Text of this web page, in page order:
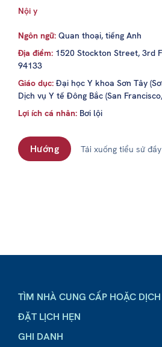
Nội y
Ngôn ngữ: Quan thoại, tiếng Anh
Địa điểm: 1520 Stockton Street, 3rd
94133
Giáo dục: Đại học Y khoa Sơn Tây
Dịch vụ Y tế Đông Bắc (San
Lợi ích cá nhân: Bơi lội
Hướng Tải xuống tiểu sử
TÌM NHÀ CUNG CẤP HOẶC
ĐẶT LỊCH HẸN
GHI DANH